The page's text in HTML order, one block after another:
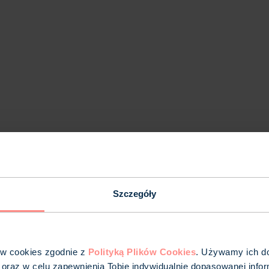
Szczegóły
cookies zgodnie z Polityką Plików Cookies. Używamy ich
w celu zapewnienia Tobie indywidualnie dopasowanej
do oszczędności